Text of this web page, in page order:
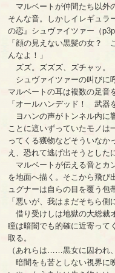
マルベートが仲間たち以外
そんな音。しかしイレギュラ
の恋』シュヴァイツァー（
「顔の見えない黒髪の女？
んなよ！」
ズズ。ズズズ、ズチャッ。
シュヴァイツァーの叫びに
マルベートの耳は複数の足音
「オールハンデッド！ 武器
ヨハンの声がトンネル内に
ことに這いずっていたモノは
ってくる獲物などそういなか
え、恐れて逃げ出そうとした
マルベートが伝える音とカ
を地面へ描く。そこから飛び
ュグナーは自らの目を覆う包
「悪いが、我はまだそちら側
借り受けしは地獄の大総裁
瞳は暗闇でも的確に近寄って
取る。
（あれらは……黒女に囚われ
暗闇をも苦としない視界に